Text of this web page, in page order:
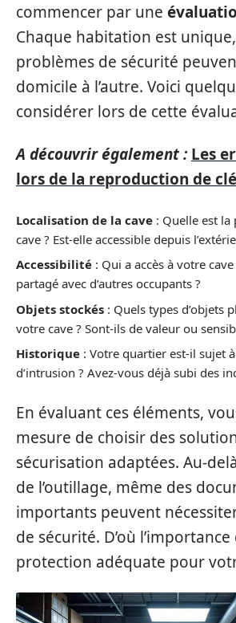
commencer par une
Chaque habitation est
problèmes de sécurité
domicile à l’autre. Voici
considérer lors de cette
A découvrir également : Les
lors de la reproduction de
Localisation de la cave : Quelle est
cave ? Est-elle accessible depuis
Accessibilité : Qui a accès à votre
partagé avec d’autres occupants ?
Objets stockés : Quels types d’objets
votre cave ? Sont-ils de valeur ou
Historique : Votre quartier est-il sujet
d’intrusion ? Avez-vous déjà subi des
En évaluant ces éléments,
mesure de choisir des
sécurisation adaptées. Au-
de l’outillage, même des
importants peuvent
de sécurité. D’où l’importance
protection adéquate pour